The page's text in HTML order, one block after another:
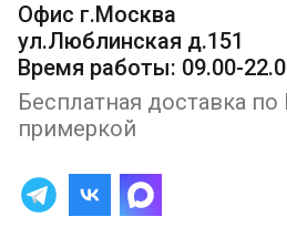
Офис г.Москва
ул.Люблинская д.151
Время работы: 09.00-
Бесплатная доставка
примеркой